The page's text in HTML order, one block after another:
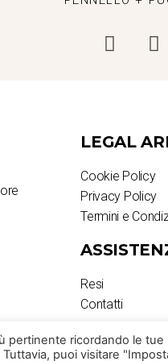
LEGAL
Cookie Policy
Privacy Policy
Termini e
Resi
Contatti
pertinente ricordando le
puoi visitare